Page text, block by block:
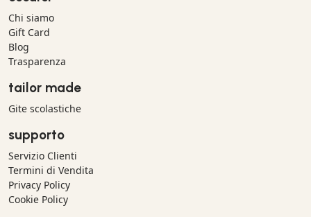
Chi siamo
Gift Card
Blog
Trasparenza
tailor made
Gite scolastiche
supporto
Servizio Clienti
Termini di Vendita
Privacy Policy
Cookie Policy